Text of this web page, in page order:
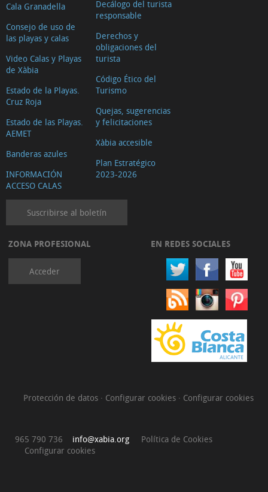
Cala Granadella
Consejo de uso de
las playas y calas
Video Calas y Playas
de Xàbia
Estado de la Playas.
Cruz Roja
Estado de las Playas.
AEMET
Banderas azules
INFORMACIÓN
ACCESO CALAS
Decálogo del turista
responsable
Derechos y
obligaciones del
turista
Código Ético del
Turismo
Quejas, sugerencias
y felicitaciones
Xàbia accesible
Plan Estratégico
2023-2026
Suscribirse al boletín
ZONA PROFESIONAL
Acceder
EN REDES SOCIALES
Protección de datos · Configurar cookies · Configurar cookies
965 790 736 info@xabia.org
Política de Cookies
Configurar cookies